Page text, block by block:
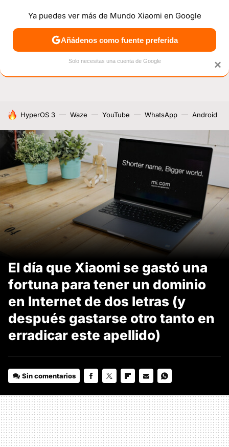
NOTICIAS MÓVILES TUTORIALES OFERTAS
HOY SE HABLA DE
HyperOS 3 Waze YouTube WhatsApp Android
El día que Xiaomi se gastó una
fortuna para tener un dominio
en Internet de dos letras (y
después gastarse otro tanto en
erradicar este apellido)
Sin comentarios
MAIL
×
Ya puedes ver más de Mundo Xiaomi en Google
Añádenos como fuente preferida
Solo necesitas una cuenta de Google